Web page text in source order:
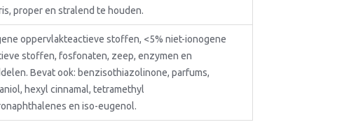
proper en stralend te houden.
oppervlakteactieve stoffen, <5% niet-ionogene
stoffen, fosfonaten, zeep, enzymen en
Bevat ook: benzisothiazolinone, parfums,
hexyl cinnamal, tetramethyl
en iso-eugenol.